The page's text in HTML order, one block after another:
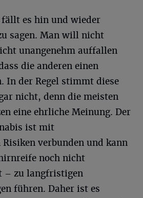
fällt es hin und wieder
sagen. Man will nicht
unangenehm auffallen
die anderen einen
In der Regel stimmt diese
nicht, denn die meisten
eine ehrliche Meinung. Der
ist mit
verbunden und kann
noch nicht
– zu langfristigen
führen. Daher ist es